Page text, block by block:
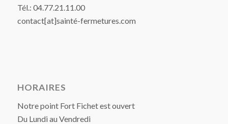
Tél.: 04.77.21.11.00
contact[at]sainté-fermetures.com
HORAIRES
Notre point Fort Fichet est ouvert
Du Lundi au Vendredi